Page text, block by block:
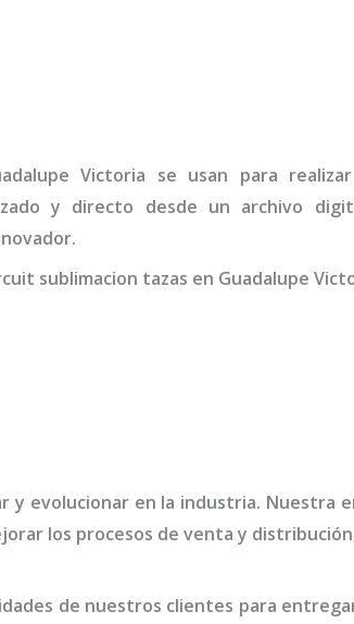
Victoria se usan para
y directo desde un archivo
sublimacion tazas en Guadalupe
y evolucionar en la industria. Nuestra
los procesos de venta y
de nuestros clientes para